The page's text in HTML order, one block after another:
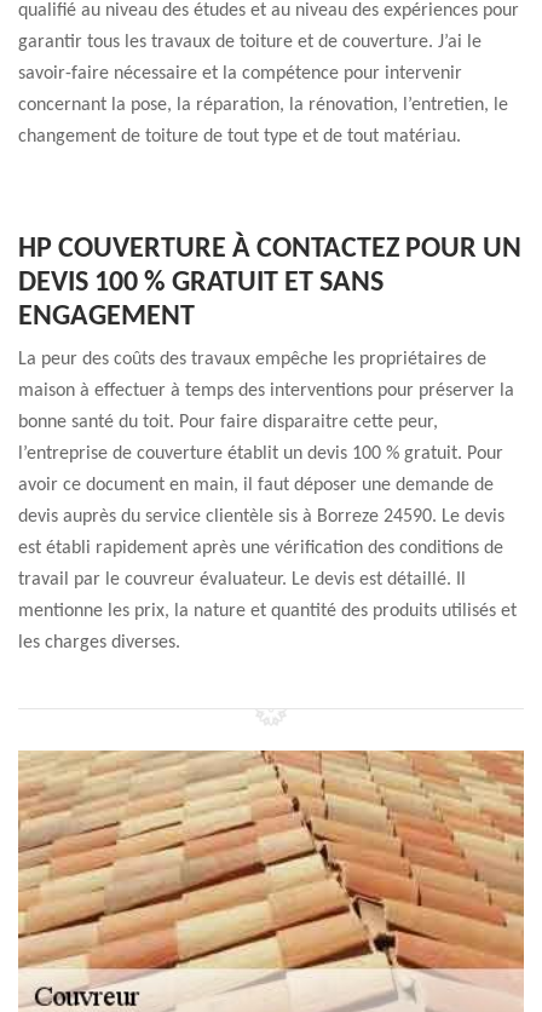
qualifié au niveau des études et au niveau des expériences pour
garantir tous les travaux de toiture et de couverture. J’ai le
savoir-faire nécessaire et la compétence pour intervenir
concernant la pose, la réparation, la rénovation, l’entretien, le
changement de toiture de tout type et de tout matériau.
HP COUVERTURE À CONTACTEZ POUR UN
DEVIS 100 % GRATUIT ET SANS
ENGAGEMENT
La peur des coûts des travaux empêche les propriétaires de
maison à effectuer à temps des interventions pour préserver la
bonne santé du toit. Pour faire disparaitre cette peur,
l’entreprise de couverture établit un devis 100 % gratuit. Pour
avoir ce document en main, il faut déposer une demande de
devis auprès du service clientèle sis à Borreze 24590. Le devis
est établi rapidement après une vérification des conditions de
travail par le couvreur évaluateur. Le devis est détaillé. Il
mentionne les prix, la nature et quantité des produits utilisés et
les charges diverses.